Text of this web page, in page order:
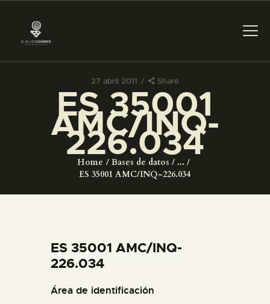
27 abril 2011 Share
ES 35001
AMC/INQ-
226.034
Home Bases de datos
...
ES 35001 AMC/INQ-226.034
PREPARAR LA VISITA
ACTIVIDADES
COLECCIONES
ES 35001 AMC/INQ-
226.034
Área de identificación